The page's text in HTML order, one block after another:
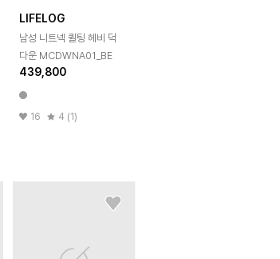
LIFELOG
남성 니트넥 퀼팅 헤비 덕
다운 MCDWNA01_BE
439,800
16 4 (1)